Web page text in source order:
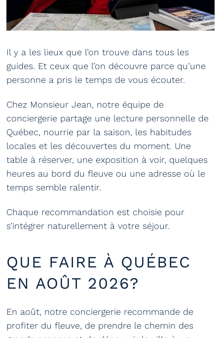
Il y a les lieux que l’on trouve dans tous les
guides. Et ceux que l’on découvre parce qu’une
personne a pris le temps de vous écouter.
Chez Monsieur Jean, notre équipe de
conciergerie partage une lecture personnelle de
Québec, nourrie par la saison, les habitudes
locales et les découvertes du moment. Une
table à réserver, une exposition à voir, quelques
heures au bord du fleuve ou une adresse où le
temps semble ralentir.
Chaque recommandation est choisie pour
s’intégrer naturellement à votre séjour.
QUE FAIRE À QUÉBEC
EN AOÛT 2026?
En août, notre conciergerie recommande de
profiter du fleuve, de prendre le chemin des